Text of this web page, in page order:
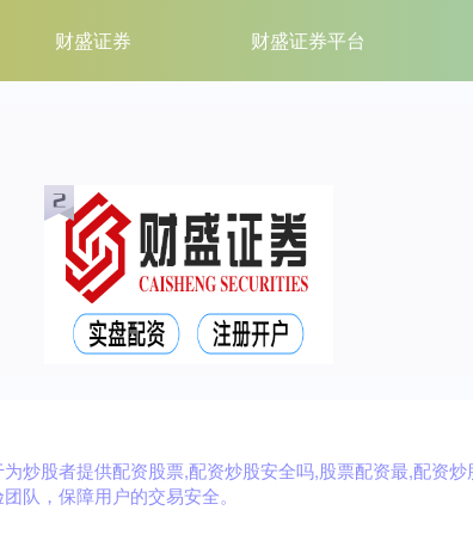
财盛证券 财盛证券平台
炒股者提供配资股票,配资炒股安全吗,股票配资最,配资
队，保障用户的交易安全。